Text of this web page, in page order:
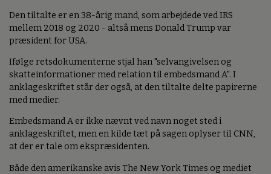
Den tiltalte er en 38-årig mand, som arbejdede ved IRS
mellem 2018 og 2020 - altså mens Donald Trump var
præsident for USA.
Ifølge retsdokumenterne stjal han "selvangivelsen og
skatteinformationer med relation til embedsmand A". I
anklageskriftet står der også, at den tiltalte delte papirerne
med medier.
Embedsmand A er ikke nævnt ved navn noget sted i
anklageskriftet, men en kilde tæt på sagen oplyser til CNN,
at der er tale om ekspræsidenten.
Både den amerikanske avis The New York Times og mediet